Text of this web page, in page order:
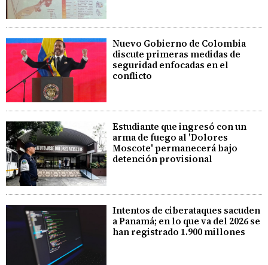
Nuevo Gobierno de Colombia
discute primeras medidas de
seguridad enfocadas en el
conflicto
Estudiante que ingresó con un
arma de fuego al 'Dolores
Moscote' permanecerá bajo
detención provisional
Intentos de ciberataques sacuden
a Panamá; en lo que va del 2026 se
han registrado 1.900 millones